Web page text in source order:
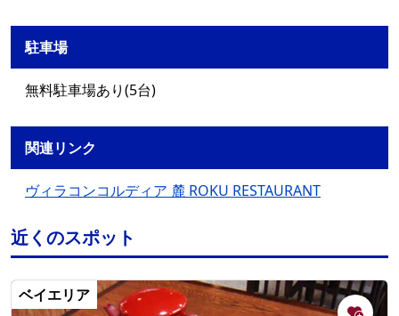
駐車場
無料駐車場あり(5台)
関連リンク
ヴィラコンコルディア 麓 ROKU RESTAURANT
近くのスポット
ベイエリア